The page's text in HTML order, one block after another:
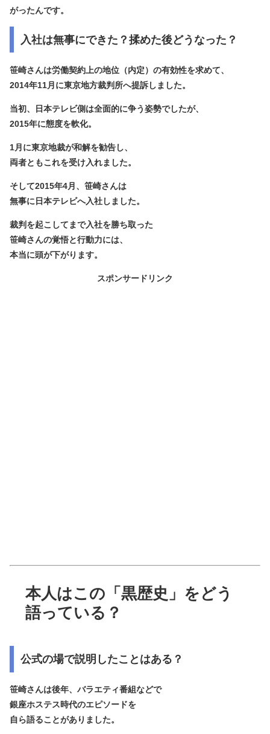
がったんです。
入社は無事にできた？揉めた後どうなった？
笹崎さんは労働契約上の地位（内定）の有効性を求めて、
2014年11月に東京地方裁判所へ提訴しました。
当初、日本テレビ側は全面的に争う姿勢でしたが、
2015年に態度を軟化。
1月に東京地裁が和解を勧告し、
両者ともこれを受け入れました。
そして2015年4月、笹崎さんは
無事に日本テレビへ入社しました。
裁判を起こしてまで入社を勝ち取った
笹崎さんの覚悟と行動力には、
本当に頭が下がります。
スポンサードリンク
本人はこの「黒歴史」をどう
語っている？
公式の場で説明したことはある？
笹崎さんは後年、バラエティ番組などで
銀座ホステス時代のエピソードを
自ら語ることがありました。